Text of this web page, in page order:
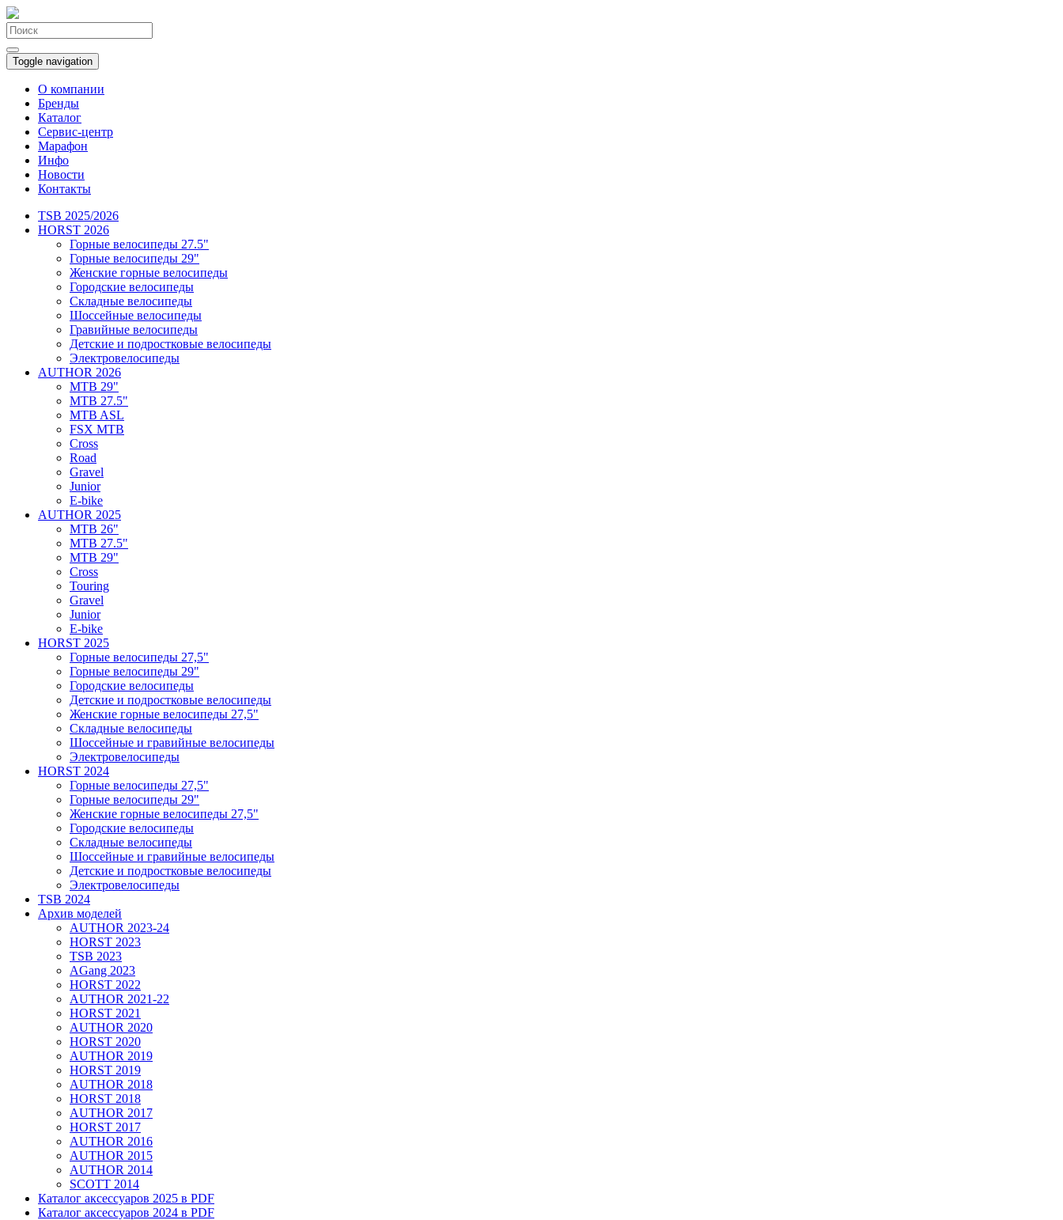
Toggle navigation
О компании
Бренды
Каталог
Сервис-центр
Марафон
Инфо
Новости
Контакты
TSB 2025/2026
HORST 2026
Горные велосипеды 27.5"
Горные велосипеды 29"
Женские горные велосипеды
Городские велосипеды
Складные велосипеды
Шоссейные велосипеды
Гравийные велосипеды
Детские и подростковые велосипеды
Электровелосипеды
AUTHOR 2026
MTB 29"
MTB 27.5"
MTB ASL
FSX MTB
Cross
Road
Gravel
Junior
E-bike
AUTHOR 2025
MTB 26"
MTB 27.5"
MTB 29"
Cross
Touring
Gravel
Junior
E-bike
HORST 2025
Горные велосипеды 27,5"
Горные велосипеды 29"
Городские велосипеды
Детские и подростковые велосипеды
Женские горные велосипеды 27,5"
Складные велосипеды
Шоссейные и гравийные велосипеды
Электровелосипеды
HORST 2024
Горные велосипеды 27,5"
Горные велосипеды 29"
Женские горные велосипеды 27,5"
Городские велосипеды
Складные велосипеды
Шоссейные и гравийные велосипеды
Детские и подростковые велосипеды
Электровелосипеды
TSB 2024
Архив моделей
AUTHOR 2023-24
HORST 2023
TSB 2023
AGang 2023
HORST 2022
AUTHOR 2021-22
HORST 2021
AUTHOR 2020
HORST 2020
AUTHOR 2019
HORST 2019
AUTHOR 2018
HORST 2018
AUTHOR 2017
HORST 2017
AUTHOR 2016
AUTHOR 2015
AUTHOR 2014
SCOTT 2014
Каталог аксессуаров 2025 в PDF
Каталог аксессуаров 2024 в PDF